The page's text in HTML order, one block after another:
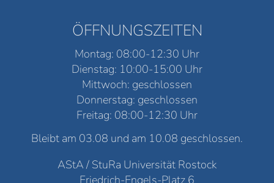
ÖFFNUNGSZEITEN
Montag: 08:00-12:30 Uhr
Dienstag: 10:00-15:00 Uhr
Mittwoch: geschlossen
Donnerstag: geschlossen
Freitag: 08:00-12:30 Uhr
Bleibt am 03.08 und am 10.08 geschlossen.
AStA / StuRa Universität Rostock
Friedrich-Engels-Platz 6